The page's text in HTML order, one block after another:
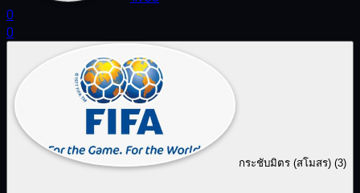
0
0
กระชับมิตร (สโมสร) (3)